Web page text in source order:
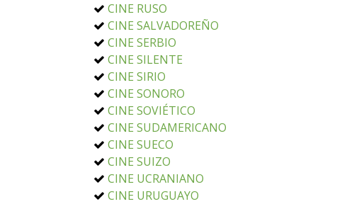
CINE RUSO
CINE SALVADOREÑO
CINE SERBIO
CINE SILENTE
CINE SIRIO
CINE SONORO
CINE SOVIÉTICO
CINE SUDAMERICANO
CINE SUECO
CINE SUIZO
CINE UCRANIANO
CINE URUGUAYO